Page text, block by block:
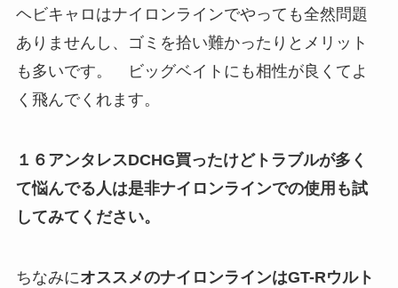
ヘビキャロはナイロンラインでやっても全然問題
ありませんし、ゴミを拾い難かったりとメリット
も多いです。 ビッグベイトにも相性が良くてよ
く飛んでくれます。
１６アンタレスDCHG買ったけどトラブルが多く
て悩んでる人は是非ナイロンラインでの使用も試
してみてください。
ちなみにオススメのナイロンラインはGT-Rウルト